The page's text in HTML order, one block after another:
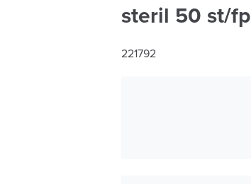
steril 50 st/fp
221792